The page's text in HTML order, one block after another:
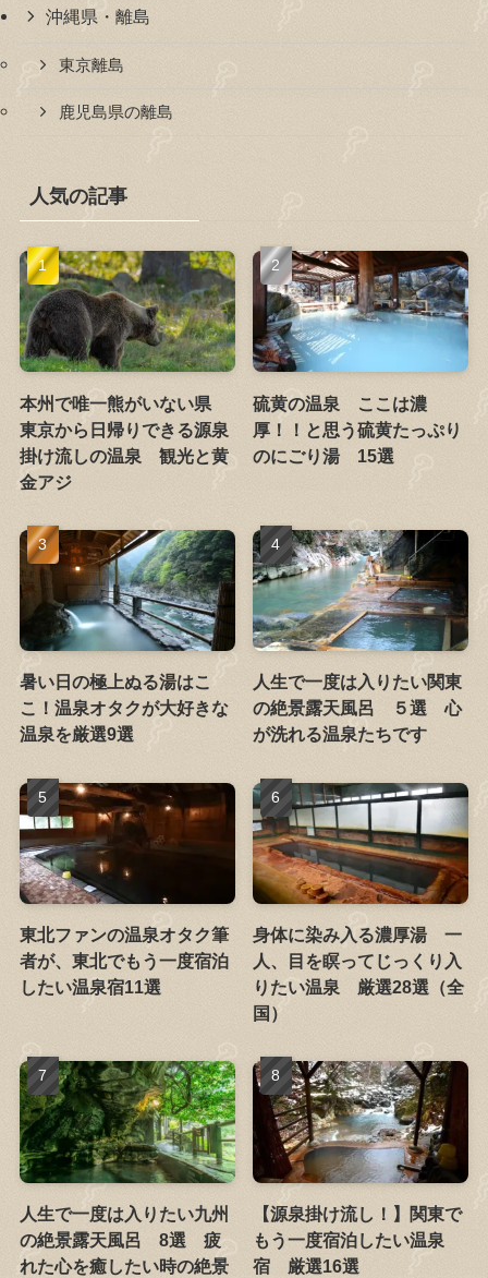
沖縄県・離島
東京離島
鹿児島県の離島
人気の記事
本州で唯一熊がいない県
東京から日帰りできる源泉
掛け流しの温泉 観光と黄
金アジ
硫黄の温泉 ここは濃
厚！！と思う硫黄たっぷり
のにごり湯 15選
暑い日の極上ぬる湯はこ
こ！温泉オタクが大好きな
温泉を厳選9選
人生で一度は入りたい関東
の絶景露天風呂 ５選 心
が洗れる温泉たちです
東北ファンの温泉オタク筆
者が、東北でもう一度宿泊
したい温泉宿11選
身体に染み入る濃厚湯 一
人、目を瞑ってじっくり入
りたい温泉 厳選28選（全
国）
人生で一度は入りたい九州
の絶景露天風呂 8選 疲
れた心を癒したい時の絶景
【源泉掛け流し！】関東で
もう一度宿泊したい温泉
宿 厳選16選